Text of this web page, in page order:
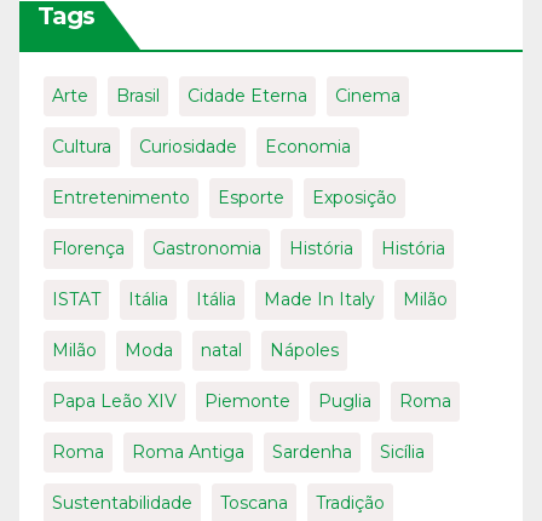
Tags
Arte Brasil Cidade Eterna Cinema
Cultura Curiosidade Economia
Entretenimento Esporte Exposição
Florença Gastronomia História História
ISTAT Itália Itália Made In Italy Milão
Milão Moda natal Nápoles
Papa Leão XIV Piemonte Puglia Roma
Roma Roma Antiga Sardenha Sicília
Sustentabilidade Toscana Tradição